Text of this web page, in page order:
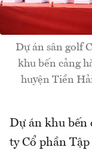
Dự án sân golf
khu bến cảng
huyện Tiền
Dự án khu bến
ty Cổ phần